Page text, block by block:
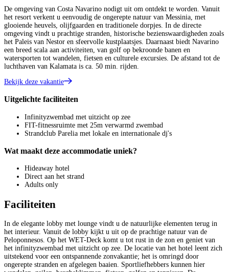
De omgeving van Costa Navarino nodigt uit om ontdekt te worden. Vanuit
het resort verkent u eenvoudig de ongerepte natuur van Messinia, met
glooiende heuvels, olijfgaarden en traditionele dorpjes. In de directe
omgeving vindt u prachtige stranden, historische bezienswaardigheden zoals
het Paleis van Nestor en sfeervolle kustplaatsjes. Daarnaast biedt Navarino
een breed scala aan activiteiten, van golf op bekroonde banen en
watersporten tot wandelen, fietsen en culturele excursies. De afstand tot de
luchthaven van Kalamata is ca. 50 min. rijden.
Bekijk deze vakantie
Uitgelichte faciliteiten
Infinityzwembad met uitzicht op zee
FIT-fitnessruimte met 25m verwarmd zwembad
Strandclub Parelia met lokale en internationale dj's
Wat maakt deze accommodatie uniek?
Hideaway hotel
Direct aan het strand
Adults only
Faciliteiten
In de elegante lobby met lounge vindt u de natuurlijke elementen terug in
het interieur. Vanuit de lobby kijkt u uit op de prachtige natuur van de
Peloponnesos. Op het WET-Deck komt u tot rust in de zon en geniet van
het infinityzwembad met uitzicht op zee. De locatie van het hotel leent zich
uitstekend voor een ontspannende zonvakantie; het is omringd door
ongerepte stranden en afgelegen baaien. Sportliefhebbers kunnen hier